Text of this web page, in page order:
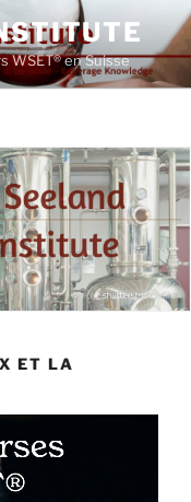
WSET® en Suisse
ET LA